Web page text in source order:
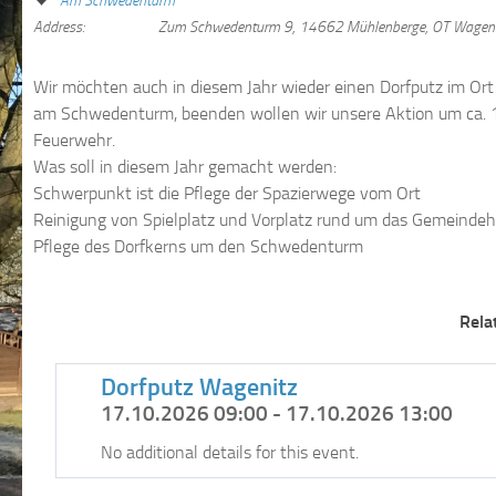
Address:
Zum Schwedenturm 9, 14662 Mühlenberge, OT
Wir möchten auch in diesem Jahr wieder einen Dorfputz im
am Schwedenturm, beenden wollen wir unsere Aktion um
Feuerwehr.
Was soll in diesem Jahr gemacht werden:
Schwerpunkt ist die Pflege der Spazierwege vom Ort
Reinigung von Spielplatz und Vorplatz rund um das
Pflege des Dorfkerns um den Schwedenturm
Dorfputz Wagenitz
17.10.2026 09:00 - 17.10.2026 13:00
No additional details for this event.